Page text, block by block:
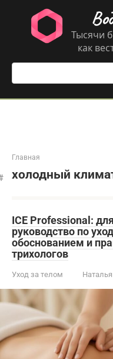
контенту
Тысячи
как
Поиск:
Главная
холодный
ICE Professional:
руководство по
обоснованием и
трихологов
Уход за телом